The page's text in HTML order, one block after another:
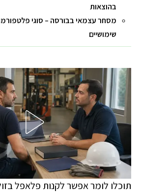
בהוצאות
מסחר עצמאי בבורסה – סוגי
שימושיים
תוכלו לומר אפשר לקנות פלאפל